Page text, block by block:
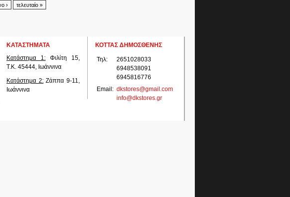
› τελευταίο »
ΚΑΤΑΣΤΗΜΑΤΑ
Κατάστημα 1: Φιλίτη 15,
Τ.Κ. 45444, Ιωάννινα
Κατάστημα 2:Ζάππα 9-11,
Ιωάννινα
ΚΟΤΤΑΣ ΔΗΜΟΣΘΕΝΗΣ
Τηλ:
2651028033
6948538091
6945816776
Email: dkstores@gmail.com
info@dkstores.gr